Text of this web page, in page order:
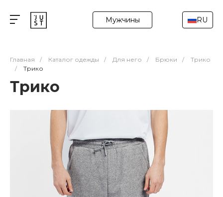
Мужчины RU
Главная / Каталог одежды / Для него / Брюки /
Трико
/
Трико
Трико